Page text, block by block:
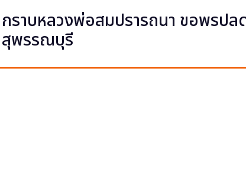
กราบหลวงพ่อสมปรารถนา ขอพรปล
สุพรรณบุรี